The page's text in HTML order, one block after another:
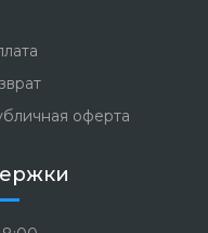
оферта